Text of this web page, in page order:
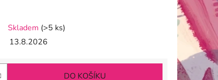
Skladem (>5 ks)
13.8.2026
DO KOŠÍKU